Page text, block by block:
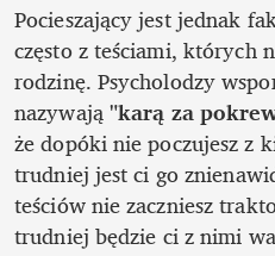
Pocieszający jest jednak
często z teściami, których
rodzinę. Psycholodzy
nazywają "karą za
że dopóki nie poczujesz z
trudniej jest ci go
teściów nie zaczniesz
trudniej będzie ci z nimi